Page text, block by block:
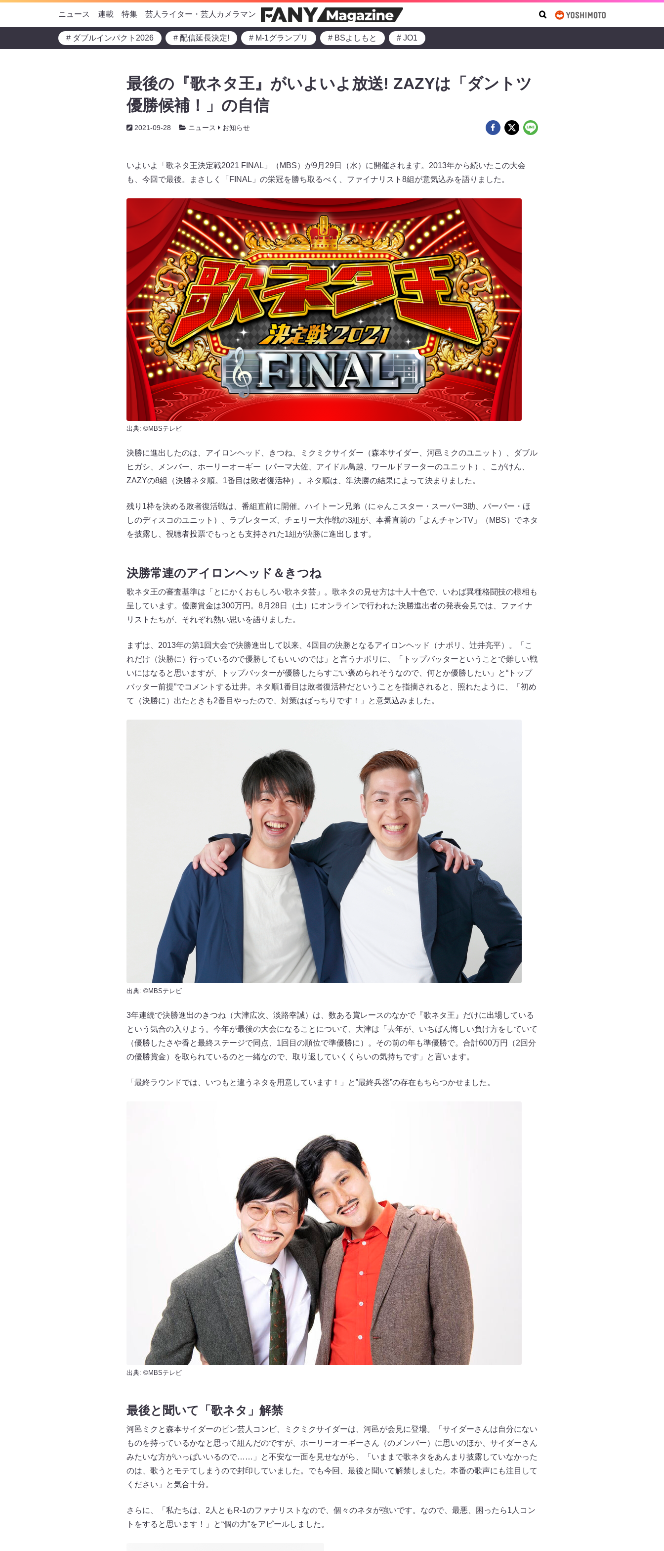
ニュース 連載 特集 芸人ライター・芸人カメラマン
# ダブルインパクト2026 # 配信延長決定! # M-1グランプリ # BSよしもと # JO1
最後の『歌ネタ王』がいよいよ放送! ZAZYは「ダントツ
優勝候補！」の自信
2021-09-28 ニュース お知らせ
いよいよ「歌ネタ王決定戦2021 FINAL」（MBS）が9月29日（水）に開催されます。2013年から続いたこの大会
も、今回で最後。まさしく「FINAL」の栄冠を勝ち取るべく、ファイナリスト8組が意気込みを語りました。
出典: ©MBSテレビ
決勝に進出したのは、アイロンヘッド、きつね、ミクミクサイダー（森本サイダー、河邑ミクのユニット）、ダブル
ヒガシ、メンバー、ホーリーオーギー（パーマ大佐、アイドル鳥越、ワールドヲーターのユニット）、こがけん、
ZAZYの8組（決勝ネタ順。1番目は敗者復活枠）。ネタ順は、準決勝の結果によって決まりました。
残り1枠を決める敗者復活戦は、番組直前に開催。ハイトーン兄弟（にゃんこスター・スーパー3助、パーパー・ほ
しのディスコのユニット）、ラブレターズ、チェリー大作戦の3組が、本番直前の「よんチャンTV」（MBS）でネタ
を披露し、視聴者投票でもっとも支持された1組が決勝に進出します。
決勝常連のアイロンヘッド＆きつね
歌ネタ王の審査基準は「とにかくおもしろい歌ネタ芸」。歌ネタの見せ方は十人十色で、いわば異種格闘技の様相も
呈しています。優勝賞金は300万円。8月28日（土）にオンラインで行われた決勝進出者の発表会見では、ファイナ
リストたちが、それぞれ熱い思いを語りました。
まずは、2013年の第1回大会で決勝進出して以来、4回目の決勝となるアイロンヘッド（ナポリ、辻井亮平）。「こ
れだけ（決勝に）行っているので優勝してもいいのでは」と言うナポリに、「トップバッターということで難しい戦
いにはなると思いますが、トップバッターが優勝したらすごい褒められそうなので、何とか優勝したい」と“トップ
バッター前提”でコメントする辻井。ネタ順1番目は敗者復活枠だということを指摘されると、照れたように、「初め
て（決勝に）出たときも2番目やったので、対策はばっちりです！」と意気込みました。
出典: ©MBSテレビ
3年連続で決勝進出のきつね（大津広次、淡路幸誠）は、数ある賞レースのなかで『歌ネタ王』だけに出場している
という気合の入りよう。今年が最後の大会になることについて、大津は「去年が、いちばん悔しい負け方をしていて
（優勝したさや香と最終ステージで同点、1回目の順位で準優勝に）。その前の年も準優勝で。合計600万円（2回分
の優勝賞金）を取られているのと一緒なので、取り返していくくらいの気持ちです」と言います。
「最終ラウンドでは、いつもと違うネタを用意しています！」と‟最終兵器”の存在もちらつかせました。
出典: ©MBSテレビ
最後と聞いて「歌ネタ」解禁
河邑ミクと森本サイダーのピン芸人コンビ、ミクミクサイダーは、河邑が会見に登場。「サイダーさんは自分にない
ものを持っているかなと思って組んだのですが、ホーリーオーギーさん（のメンバー）に思いのほか、サイダーさん
みたいな方がいっぱいいるので……」と不安な一面を見せながら、「いままで歌ネタをあんまり披露していなかった
のは、歌うとモテてしまうので封印していました。でも今回、最後と聞いて解禁しました。本番の歌声にも注目して
ください」と気合十分。
さらに、「私たちは、2人ともR-1のファナリストなので、個々のネタが強いです。なので、最悪、困ったら1人コン
トをすると思います！」と“個の力”をアピールしました。